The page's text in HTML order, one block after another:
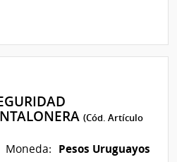
(Cód. Artículo
Moneda: Pesos Uruguayos